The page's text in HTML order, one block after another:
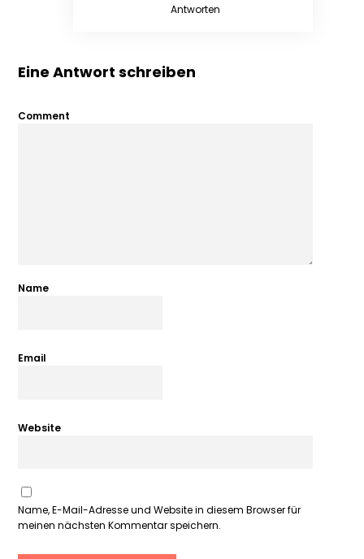
Antworten
Eine Antwort schreiben
Comment
Name
Email
Website
Name, E-Mail-Adresse und Website in diesem Browser für
meinen nächsten Kommentar speichern.